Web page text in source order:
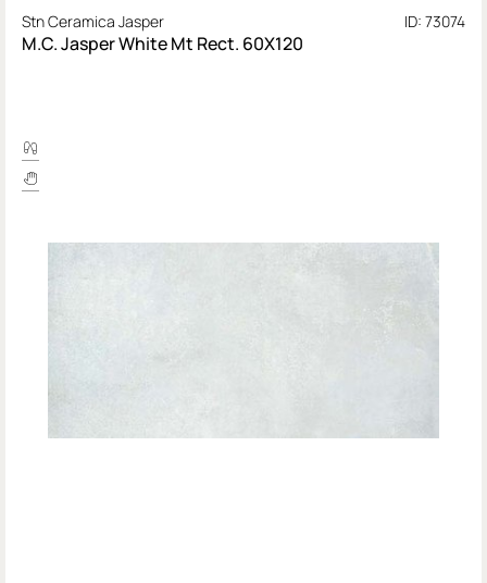
Stn Ceramica Jasper ID: 73074
M.C. Jasper White Mt Rect. 60X120